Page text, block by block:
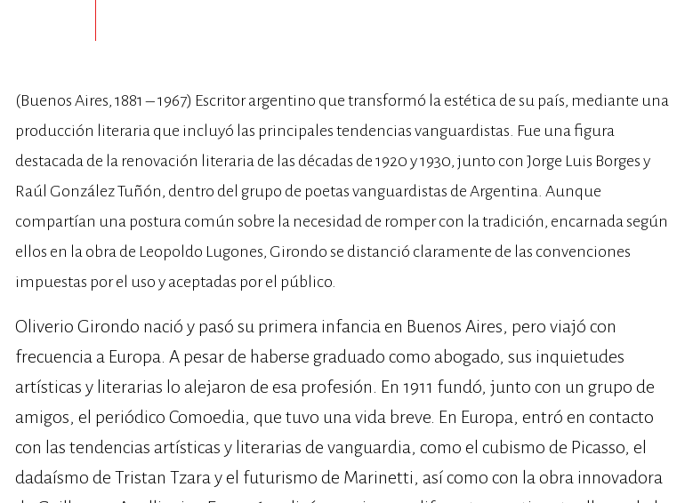
(Buenos Aires, 1881 – 1967) Escritor argentino que transformó la estética de su país, mediante una
producción literaria que incluyó las principales tendencias vanguardistas. Fue una figura
destacada de la renovación literaria de las décadas de 1920 y 1930, junto con Jorge Luis Borges y
Raúl González Tuñón, dentro del grupo de poetas vanguardistas de Argentina. Aunque
compartían una postura común sobre la necesidad de romper con la tradición, encarnada según
ellos en la obra de Leopoldo Lugones, Girondo se distanció claramente de las convenciones
impuestas por el uso y aceptadas por el público.
Oliverio Girondo nació y pasó su primera infancia en Buenos Aires, pero viajó con
frecuencia a Europa. A pesar de haberse graduado como abogado, sus inquietudes
artísticas y literarias lo alejaron de esa profesión. En 1911 fundó, junto con un grupo de
amigos, el periódico Comoedia, que tuvo una vida breve. En Europa, entró en contacto
con las tendencias artísticas y literarias de vanguardia, como el cubismo de Picasso, el
dadaísmo de Tristan Tzara y el futurismo de Marinetti, así como con la obra innovadora